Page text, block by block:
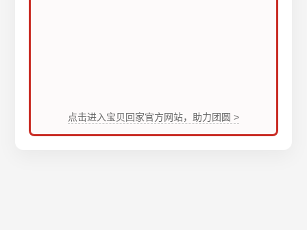
点击进入宝贝回家官方网站，助力团圆 >